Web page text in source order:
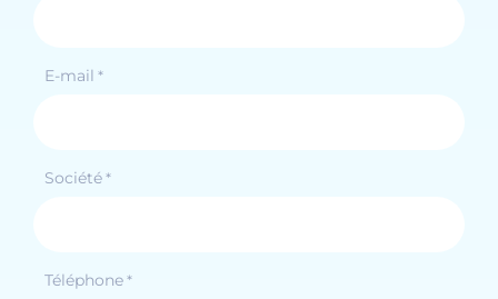
E-mail *
Société *
Téléphone *